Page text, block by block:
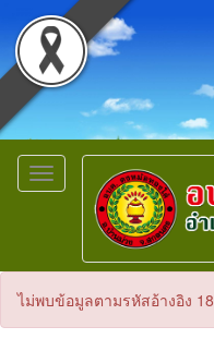
Toggle
navigation
ไม่พบข้อมูลตามรหัสอ้างอิง 18